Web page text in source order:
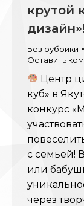
крутой
дизайн»!
Без рубрики
Оставить
Центр
куб» в
конкурс
с семьей!
или
через